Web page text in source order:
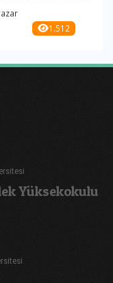
1.512
Yüksekokulu